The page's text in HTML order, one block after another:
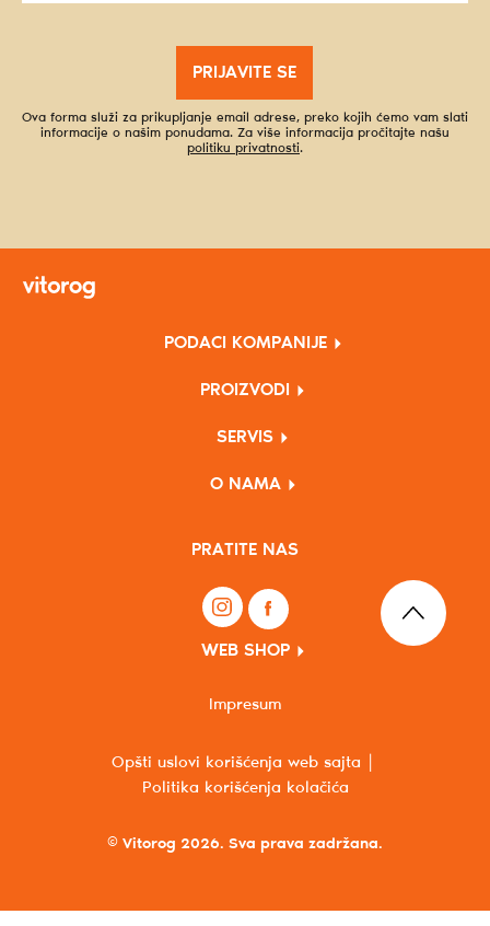
PRIJAVITE SE
Ova forma služi za prikupljanje email adrese, preko kojih ćemo vam slati
informacije o našim ponudama. Za više informacija pročitajte našu
politiku privatnosti.
PODACI KOMPANIJE
PROIZVODI
SERVIS
O NAMA
PRATITE NAS
WEB SHOP
© Vitorog 2026. Sva prava zadržana.
Opšti uslovi korišćenja web sajta
Politika korišćenja kolačića
Impresum